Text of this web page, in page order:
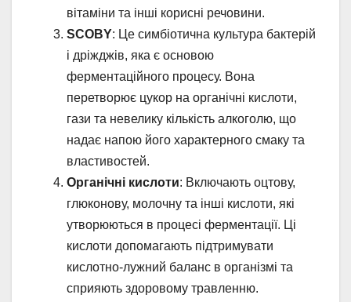
вітаміни та інші корисні речовини.
SCOBY: Це симбіотична культура бактерій
і дріжджів, яка є основою
ферментаційного процесу. Вона
перетворює цукор на органічні кислоти,
гази та невелику кількість алкоголю, що
надає напою його характерного смаку та
властивостей.
Органічні кислоти: Включають оцтову,
глюконову, молочну та інші кислоти, які
утворюються в процесі ферментації. Ці
кислоти допомагають підтримувати
кислотно-лужний баланс в організмі та
сприяють здоровому травленню.